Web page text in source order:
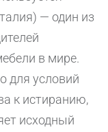
— один из
в мире.
для условий
к истиранию,
исходный